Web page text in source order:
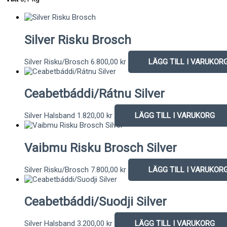
Silver Risku Brosch
Silver Risku/Brosch 6.800,00 kr LÄGG TILL I
Ceabetbáddi/Rátnu Silver
Silver Halsband 1.820,00 kr LÄGG TILL I VARUKORG
Vaibmu Risku Brosch Silver
Silver Risku/Brosch 7.800,00 kr LÄGG TILL I
Ceabetbáddi/Suodji Silver
Silver Halsband 3.200,00 kr LÄGG TILL I VARUKORG